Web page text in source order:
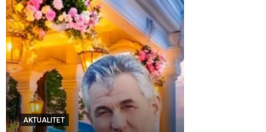
AKTUALITET